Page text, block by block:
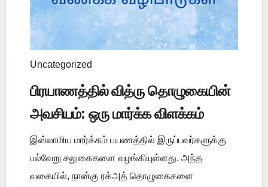
Uncategorized
பிரயாணத்தில் வித்ரு தொழுகையின்
அவசியம்: ஒரு மார்க்க விளக்கம்
இஸ்லாமிய மார்க்கம் பயணத்தில் இருப்பவர்களுக்கு
பல்வேறு சலுகைகளை வழங்கியுள்ளது. அந்த
வகையில், நான்கு ரக்அத் தொழுகைகளை